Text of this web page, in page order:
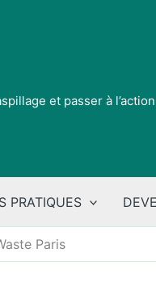
et passer à l’action
PRATIQUES
Paris